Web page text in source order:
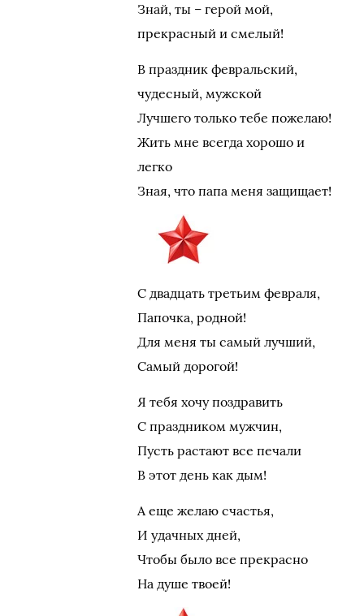
Знай, ты – герой мой,
прекрасный и смелый!
В праздник февральский,
чудесный, мужской
Лучшего только тебе пожелаю!
Жить мне всегда хорошо и
легко
Зная, что папа меня защищает!
С двадцать третьим февраля,
Папочка, родной!
Для меня ты самый лучший,
Самый дорогой!
Я тебя хочу поздравить
С праздником мужчин,
Пусть растают все печали
В этот день как дым!
А еще желаю счастья,
И удачных дней,
Чтобы было все прекрасно
На душе твоей!